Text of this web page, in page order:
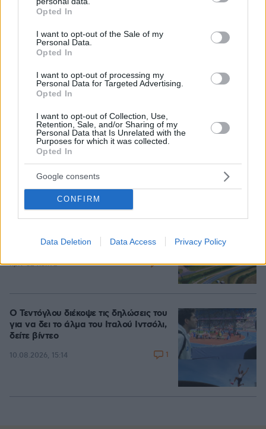
grant or deny consent to Google and its third-party tags to
use your data for below specified purposes in below Google
consent section.
Opted In
I want to opt-out of the Sale of my
Personal Data.
Opted In
I want to opt-out of processing my
Personal Data for Targeted Advertising.
Opted In
I want to opt-out of Collection, Use,
Retention, Sale, and/or Sharing of my
Personal Data that Is Unrelated with the
Purposes for which it was collected.
Opted In
Google consents
CONFIRM
Data Deletion Data Access Privacy Policy
Τη Υπερμάχω: Η νύχτα του Αυγούστου
πριν από 1.400 χρόνια, που γέννησε
09.08.2026, 22:48
θα πει ο Μητσοτάκης στη
Θεσσαλονίκη για μισθούς, συντάξεις,
επιχειρήσεις, αγρότες και στεγαστικό
Σάλος στις ΗΠΑ για τα data centers,
απρόσμενη συμμαχία δεξιάς και
εγκαταστάσεις
πριν 32 λεπτά 25
Ο Τεντόγλου διέκοψε τις δηλώσεις του
για να δει το άλμα του Ιταλού Ιντσόλι,
δείτε βίντεο
10.08.2026, 15:14 1